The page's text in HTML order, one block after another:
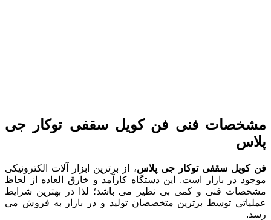
مشخصات فنی فن کویل سقفی توکار جی
پلاس
فن کویل سقفی توکار جی پلاس، از برترین ابزار آلات الکترونیکی
موجود در بازار است. این دستگاه کارآمد و خارق العاده از لحاظ
مشخصات فنی و کمی بی نظیر می باشد؛ لذا در بهترین شرایط
عملیاتی توسط برترین متخصصان تولید و در بازار به فروش می
رسد.